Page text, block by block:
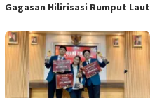
Gagasan Hilirisasi Rumput Laut